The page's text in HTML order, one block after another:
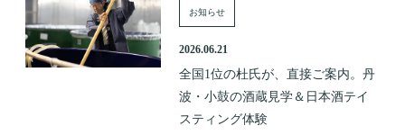
お知らせ
2026.06.21
全国1位の杜氏が、直接ご案内。丹
波・小鼓の酒蔵見学＆日本酒テイ
スティング体験